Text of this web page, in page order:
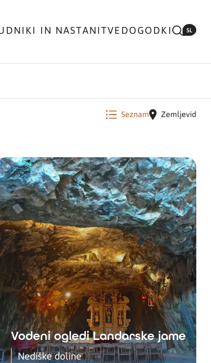
IN NASTANITVE DOGODKI SL
Seznam Zemljevid
Vodeni ogledi Landarske jame
Nediške doline